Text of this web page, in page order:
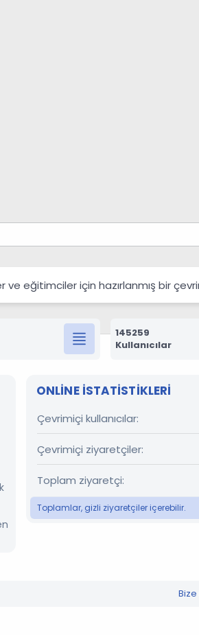
eğitimciler için hazırlanmış bir
145259
Kullanıcılar
ONLINE ISTATISTIKLERI
Çevrimiçi kullanıcılar
Çevrimiçi ziyaretçiler
Toplam ziyaretçi
Toplamlar, gizli ziyaretçiler içerebilir.
Bize